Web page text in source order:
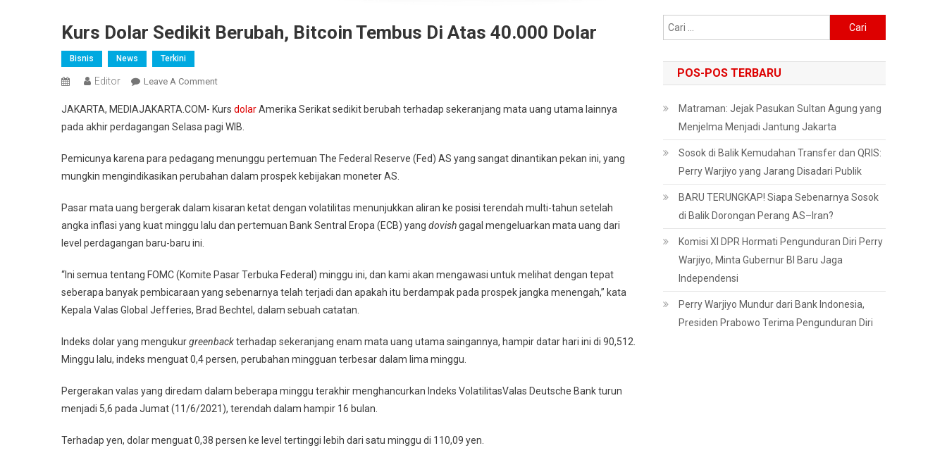
Kurs Dolar Sedikit Berubah, Bitcoin Tembus Di Atas 40.000 Dolar
Bisnis News Terkini
Editor Leave A CommentOn
Dolar
Sedikit
Bitcoin
Tembus
Atas
40.000
JAKARTA, MEDIAJAKARTA.COM- Kurs dolarAmerika Serikat sedikit berubah terhadap sekeranjang mata uang utama lainnya
pada akhir perdagangan Selasa pagi WIB.
Pemicunya karena para pedagang menunggu pertemuan The Federal Reserve (Fed) AS yang sangat dinantikan pekan ini, yang
mungkin mengindikasikan perubahan dalam prospek kebijakan moneter AS.
Pasar mata uang bergerak dalam kisaran ketat dengan volatilitas menunjukkan aliran ke posisi terendah multi-tahun setelah
angka inflasi yang kuat minggu lalu dan pertemuan Bank Sentral Eropa (ECB) yang dovishgagal mengeluarkan mata uang dari
level perdagangan baru-baru ini.
“Ini semua tentang FOMC (Komite Pasar Terbuka Federal) minggu ini, dan kami akan mengawasi untuk melihat dengan tepat
seberapa banyak pembicaraan yang sebenarnya telah terjadi dan apakah itu berdampak pada prospek jangka menengah,” kata
Kepala Valas Global Jefferies, Brad Bechtel, dalam sebuah catatan.
Indeks dolar yang mengukurgreenbackterhadap sekeranjang enam mata uang utama saingannya, hampir datar hari ini di 90,512.
Minggu lalu, indeks menguat 0,4 persen, perubahan mingguan terbesar dalam lima minggu.
Pergerakan valas yang diredam dalam beberapa minggu terakhir menghancurkan Indeks VolatilitasValas Deutsche Bank turun
menjadi 5,6 pada Jumat (11/6/2021), terendah dalam hampir 16 bulan.
Terhadap yen, dolar menguat 0,38 persen ke level tertinggi lebih dari satu minggu di 110,09 yen.
untuk:
POS-POS TERBARU
Matraman: Jejak Pasukan Sultan Agung yang
Menjelma Menjadi Jantung Jakarta
Sosok di Balik Kemudahan Transfer dan QRIS:
Perry Warjiyo yang Jarang Disadari Publik
BARU TERUNGKAP! Siapa Sebenarnya Sosok
di Balik Dorongan Perang AS–Iran?
Komisi XI DPR Hormati Pengunduran Diri Perry
Warjiyo, Minta Gubernur BI Baru Jaga
Independensi
Perry Warjiyo Mundur dari Bank Indonesia,
Presiden Prabowo Terima Pengunduran Diri